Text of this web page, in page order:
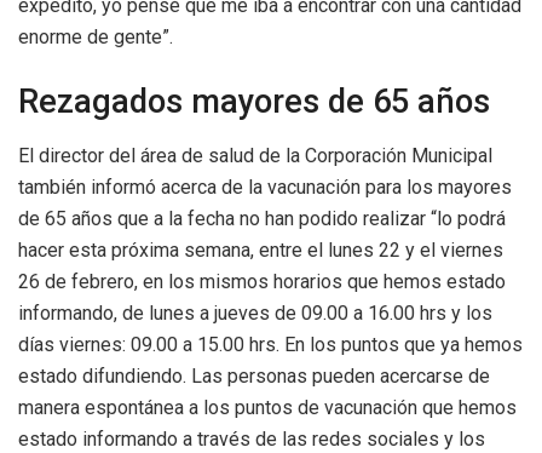
expedito, yo pensé que me iba a encontrar con una cantidad
enorme de gente”.
Rezagados mayores de 65 años
El director del área de salud de la Corporación Municipal
también informó acerca de la vacunación para los mayores
de 65 años que a la fecha no han podido realizar “lo podrá
hacer esta próxima semana, entre el lunes 22 y el viernes
26 de febrero, en los mismos horarios que hemos estado
informando, de lunes a jueves de 09.00 a 16.00 hrs y los
días viernes: 09.00 a 15.00 hrs. En los puntos que ya hemos
estado difundiendo. Las personas pueden acercarse de
manera espontánea a los puntos de vacunación que hemos
estado informando a través de las redes sociales y los